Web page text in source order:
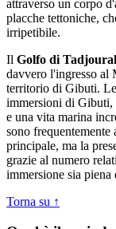
attraverso un corpo
placche tettoniche,
irripetibile.
Il Golfo di
davvero l'ingresso al
territorio di Gibuti.
immersioni di Gibuti,
e una vita marina
sono frequentemente
principale, ma la
grazie al numero
immersione sia
Torna su ↑